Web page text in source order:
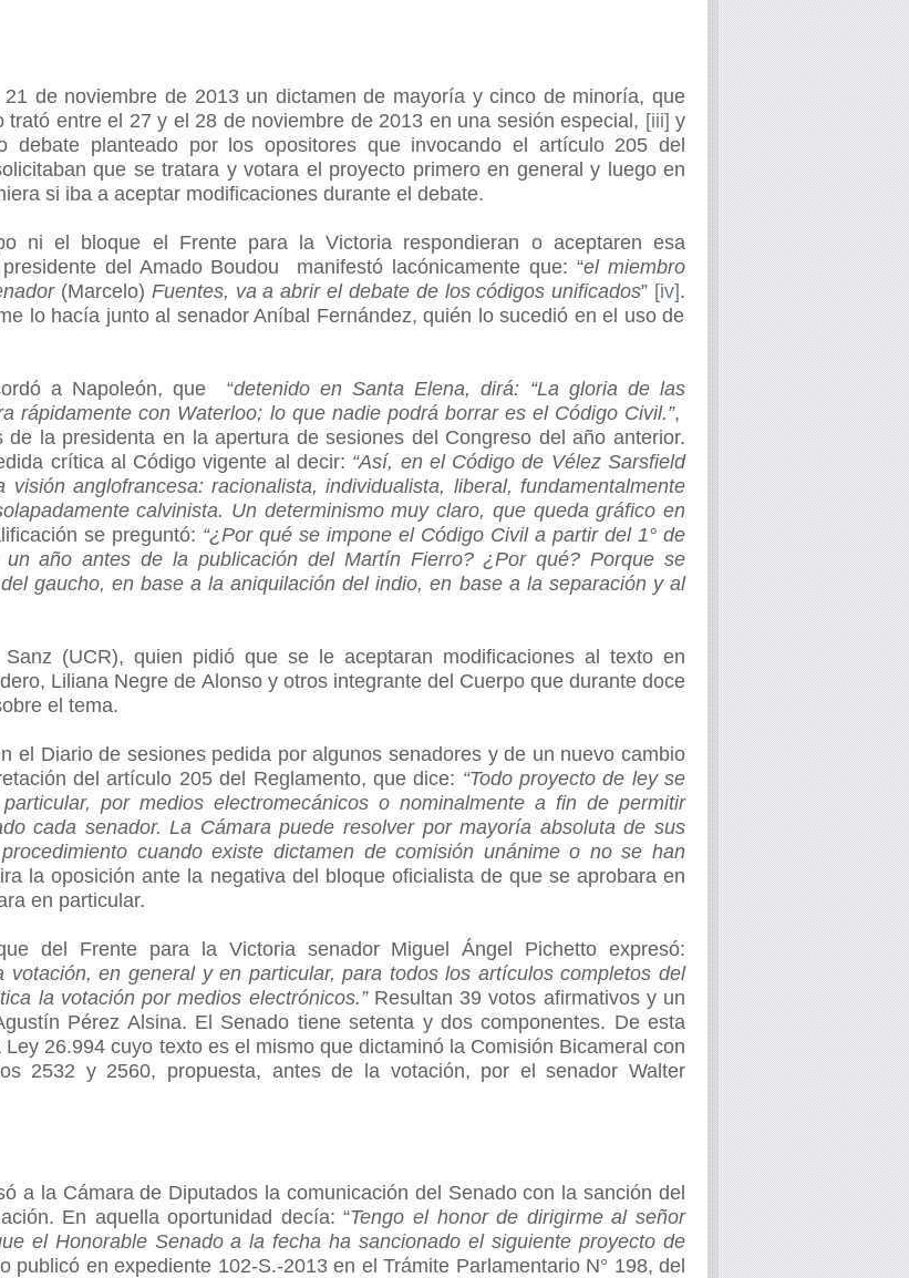
de noviembre de 2013 un dictamen de mayoría y cinco de minoría, que
entre el 27 y el 28 de noviembre de 2013 en una sesión especial, [iii] y
debate planteado por los opositores que invocando el artículo 205 del
que se tratara y votara el proyecto primero en general y luego en
si iba a aceptar modificaciones durante el debate.
ni el bloque el Frente para la Victoria respondieran o aceptaren esa
del Amado Boudou manifestó lacónicamente que: “el miembro
(Marcelo) Fuentes, va a abrir el debate de los códigos unificados” [iv].
lo hacía junto al senador Aníbal Fernández, quién lo sucedió en el uso de
a Napoleón, que “detenido en Santa Elena, dirá: “La gloria de las
rápidamente con Waterloo; lo que nadie podrá borrar es el Código Civil.”,
la presidenta en la apertura de sesiones del Congreso del año anterior.
crítica al Código vigente al decir: “Así, en el Código de Vélez Sarsfield
anglofrancesa: racionalista, individualista, liberal, fundamentalmente
calvinista. Un determinismo muy claro, que queda gráfico en
se preguntó: “¿Por qué se impone el Código Civil a partir del 1° de
un año antes de la publicación del Martín Fierro? ¿Por qué? Porque se
gaucho, en base a la aniquilación del indio, en base a la separación y al
(UCR), quien pidió que se le aceptaran modificaciones al texto en
Liliana Negre de Alonso y otros integrante del Cuerpo que durante doce
el tema.
el Diario de sesiones pedida por algunos senadores y de un nuevo cambio
del artículo 205 del Reglamento, que dice: “Todo proyecto de ley se
por medios electromecánicos o nominalmente a fin de permitir
cada senador. La Cámara puede resolver por mayoría absoluta de sus
cuando existe dictamen de comisión unánime o no se han
la oposición ante la negativa del bloque oficialista de que se aprobara en
en particular.
del Frente para la Victoria senador Miguel Ángel Pichetto expresó:
votación, en general y en particular, para todos los artículos completos del
la votación por medios electrónicos.” Resultan 39 votos afirmativos y un
Pérez Alsina. El Senado tiene setenta y dos componentes. De esta
26.994 cuyo texto es el mismo que dictaminó la Comisión Bicameral con
2532 y 2560, propuesta, antes de la votación, por el senador Walter
a la Cámara de Diputados la comunicación del Senado con la sanción del
En aquella oportunidad decía: “Tengo el honor de dirigirme al señor
el Honorable Senado a la fecha ha sancionado el siguiente proyecto de
publicó en expediente 102-S.-2013 en el Trámite Parlamentario N° 198, del